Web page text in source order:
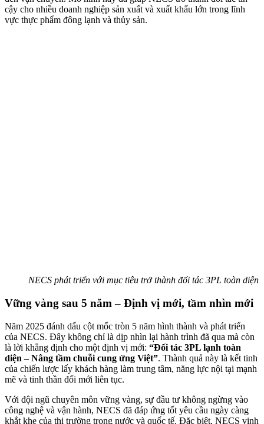
cậy cho nhiều doanh nghiệp sản xuất và xuất khẩu lớn trong lĩnh
vực thực phẩm đông lạnh và thủy sản.
NECS phát triển với mục tiêu trở thành đối tác 3PL toàn diện
Vững vàng sau 5 năm – Định vị mới, tầm nhìn mới
Năm 2025 đánh dấu cột mốc tròn 5 năm hình thành và phát triển
của NECS. Đây không chỉ là dịp nhìn lại hành trình đã qua mà còn
là lời khẳng định cho một định vị mới: “Đối tác 3PL lạnh toàn
diện – Nâng tầm chuỗi cung ứng Việt”. Thành quả này là kết tinh
của chiến lược lấy khách hàng làm trung tâm, năng lực nội tại mạnh
mẽ và tinh thần đổi mới liên tục.
Với đội ngũ chuyên môn vững vàng, sự đầu tư không ngừng vào
công nghệ và vận hành, NECS đã đáp ứng tốt yêu cầu ngày càng
khắt khe của thị trường trong nước và quốc tế. Đặc biệt, NECS vinh